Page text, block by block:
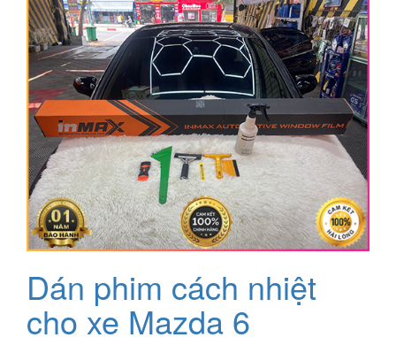
Dán phim cách nhiệt
cho xe Mazda 6